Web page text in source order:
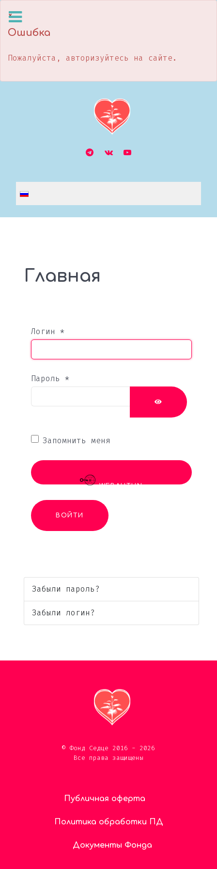
×
Ошибка
Пожалуйста, авторизуйтесь на сайте.
Выберите язык
Главная
Логин *
Пароль *
ПОКАЗАТЬ
Запомнить меня
WEBAUTHN
ВОЙТИ
Забыли пароль?
Забыли логин?
© Фонд Седце 2016 - 2026
Все права защищены
Публичная оферта
Политика обработки ПД
Документы Фонда